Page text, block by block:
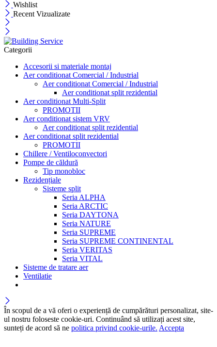
Wishlist
Recent Vizualizate
Categorii
Accesorii si materiale montaj
Aer conditionat Comercial / Industrial
Aer conditionat Comercial / Industrial
Aer conditionat split rezidential
Aer conditionat Multi-Split
PROMOTII
Aer conditionat sistem VRV
Aer conditionat split rezidential
Aer conditionat split rezidential
PROMOTII
Chillere / Ventiloconvectori
Pompe de căldură
Tip monobloc
Rezidențiale
Sisteme split
Seria ALPHA
Seria ARCTIC
Seria DAYTONA
Seria NATURE
Seria SUPREME
Seria SUPREME CONTINENTAL
Seria VERITAS
Seria VITAL
Sisteme de tratare aer
Ventilatie
În scopul de a vă oferi o experiență de cumpărături personalizat, site-
ul nostru foloseste cookie-uri. Continuând să utilizați acest site,
sunteți de acord să ne politica privind cookie-urile. Accepta